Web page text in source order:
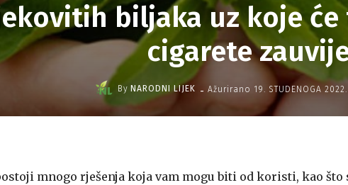
biljaka uz koje
cigarete
By NARODNI LIJEK - Ažurirano 19. STUDENOGA 2022.
mnogo rješenja koja vam mogu biti od koristi, kao što